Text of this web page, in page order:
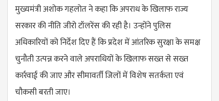
मुख्यमंत्री अशोक गहलोत ने कहा कि अपराध के खिलाफ राज्य
सरकार की नीति जीरो टॉलरेंस की रही है। उन्होंने पुलिस
अधिकारियों को निर्देश दिए हैं कि प्रदेश में आंतरिक सुरक्षा के समक्ष
चुनौती उत्पन्न करने वाले अपराधियों के खिलाफ सख्त से सख्त
कार्रवाई की जाए और सीमावर्ती जिलों में विशेष सतर्कता एवं
चौकसी बरती जाए।